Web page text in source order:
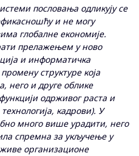
пословања одликују се
и не могу
глобалне економије.
прелажењем у ново
и информатичка
структуре која
него и друге облике
одрживог раста и
кадрови). У
много више урадити, него
спремна за укључење у
организационе